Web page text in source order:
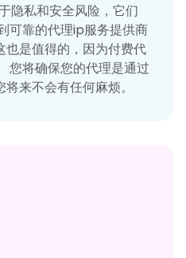
隐私和安全风险，它们
可靠的代理ip服务提供商
也是值得的，因为付费代
您将确保您的代理是通过
来不会有任何麻烦。